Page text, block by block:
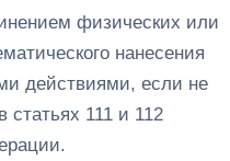
физических или
нанесения
действиями, если не
статьях 111 и 112